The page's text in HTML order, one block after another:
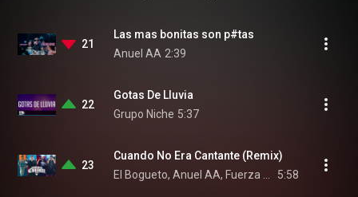
21
Las mas bonitas son p#tas
Anuel AA 2:39
22
Gotas De Lluvia
Grupo Niche 5:37
23
Cuando No Era Cantante (Remix)
5:58